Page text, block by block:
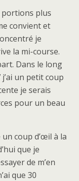
plus
convient et
je
la mi-course.
Dans le long
un petit coup
je serais
pour un beau
coup d’œil à la
que je
de m’en
que 30